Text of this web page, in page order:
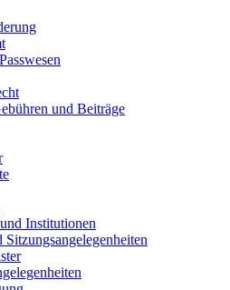
und Beiträge
Institutionen
Sitzungsangelegenheiten